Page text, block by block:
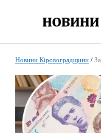
Новини Кіровоградщини/